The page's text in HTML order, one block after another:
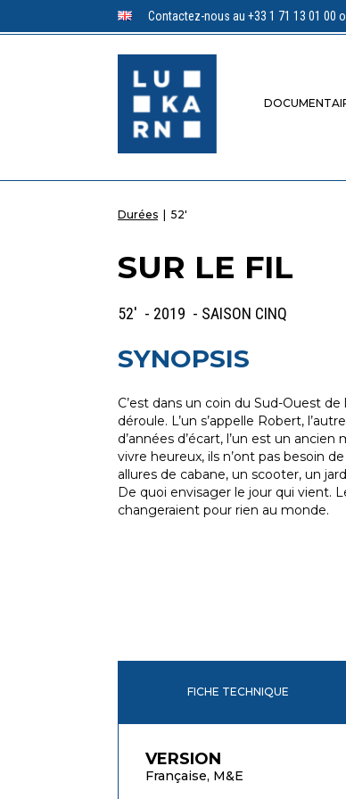
Contactez-nous au +33 1 71 13 01 00
Durées | 52'
SUR LE FIL
52' - 2019 - SAISON CINQ
SYNOPSIS
C’est dans un coin du Sud-Ouest
déroule. L’un s’appelle Robert,
d’années d’écart, l’un est un
vivre heureux, ils n’ont pas besoin
allures de cabane, un scooter, un
De quoi envisager le jour qui vient.
changeraient pour rien au monde.
FICHE TECHNIQUE
VERSION
Française, M&E